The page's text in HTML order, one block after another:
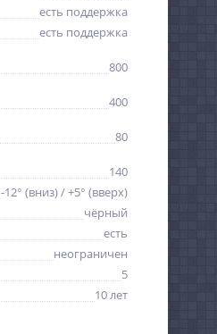
есть поддержка
есть поддержка
800
400
80
140
-12° (вниз) / +5° (вверх)
чёрный
есть
неограничен
5
10 лет